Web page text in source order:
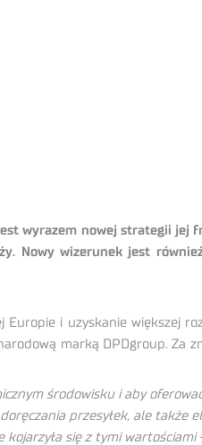
wyrazem nowej strategii jej
Nowy wizerunek jest
i uzyskanie większej
marką DPDgroup. Za
środowisku i aby
przesyłek, ale także
się z tymi wartościami